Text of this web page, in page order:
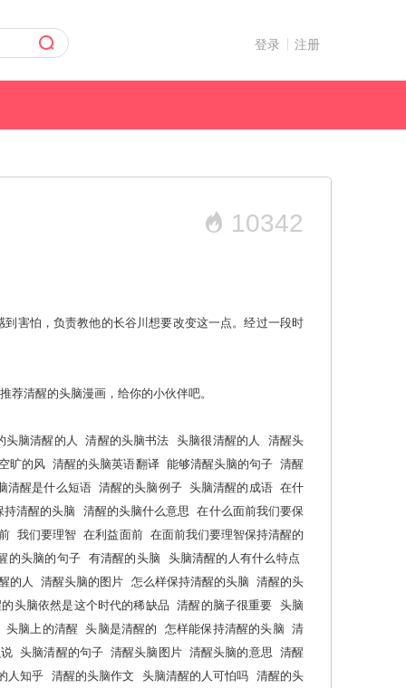
登录 注册
10342
害怕，负责教他的长谷川想要改变这一点。经过一段时
荐清醒的头脑漫画，给你的小伙伴吧。
头脑清醒的人 清醒的头脑书法 头脑很清醒的人
清醒头
旷的风 清醒的头脑英语翻译 能够清醒头脑的句子 清醒
清醒是什么短语 清醒的头脑例子 头脑清醒的成语 在什
持清醒的头脑
清醒的头脑什么意思
在什么面前我们要保
我们要理智 在利益面前 在面前我们要理智保持清醒的
的头脑的句子 有清醒的头脑
头脑清醒的人有什么特点
的人
清醒头脑的图片 怎么样保持清醒的头脑 清醒的头
头脑依然是这个时代的稀缺品
清醒的脑子很重要 头脑
头脑上的清醒
头脑是清醒的 怎样能保持清醒的头脑
清
头脑清醒的句子 清醒头脑图片 清醒头脑的意思 清醒
人知乎 清醒的头脑作文 头脑清醒的人可怕吗 清醒的头